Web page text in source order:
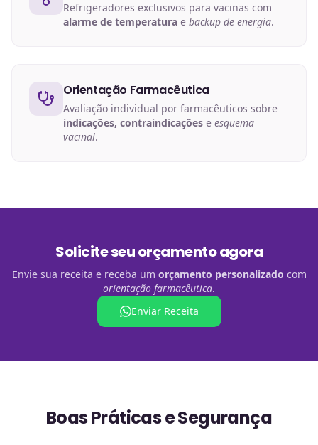
Refrigeradores exclusivos para vacinas com
alarme de temperatura e backup de energia.
Orientação Farmacêutica
Avaliação individual por farmacêuticos sobre
indicações, contraindicações e esquema
vacinal.
Solicite seu orçamento agora
Envie sua receita e receba um orçamento personalizado com
orientação farmacêutica.
Enviar Receita
Boas Práticas e Segurança